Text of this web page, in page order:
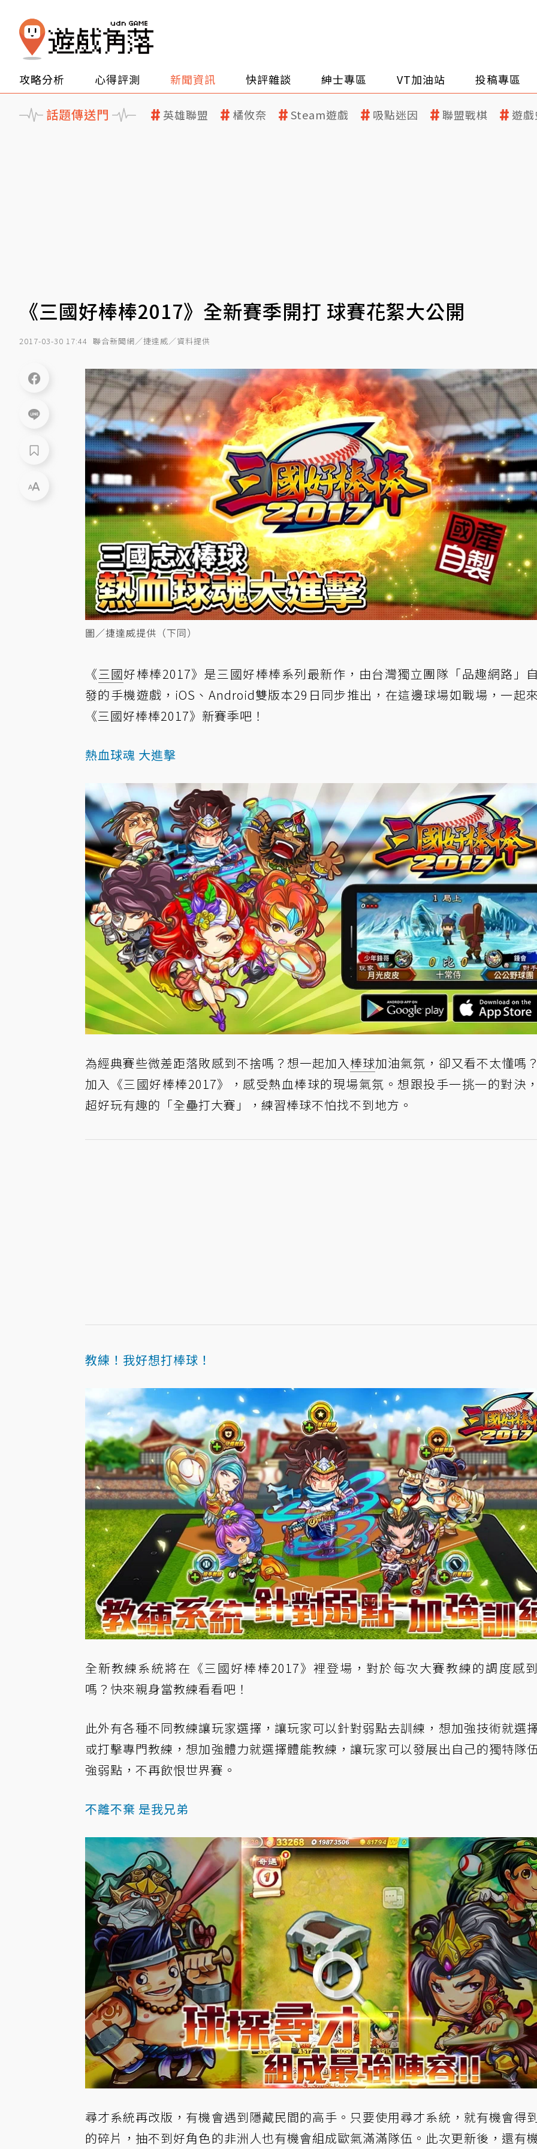
攻略分析 心得評測 新聞資訊 快評雜談 紳士專區 VT加油站 投稿專區
話題傳送門 英雄聯盟 橘攸奈 Steam遊戲 吸點迷因 聯盟戰棋 遊
《三國好棒棒2017》全新賽季開打 球賽花絮大公開
2017-03-30 17:44 聯合新聞網／捷達威／資料提供
圖／捷達威提供（下同）
《三國好棒棒2017》是三國好棒棒系列最新作，由台灣獨立團隊「品趣網路」
發的手機遊戲，iOS、Android雙版本29日同步推出，在這邊球場如戰場，一起
《三國好棒棒2017》新賽季吧！
熱血球魂 大進擊
為經典賽些微差距落敗感到不捨嗎？想一起加入棒球加油氣氛，卻又看不太懂嗎
加入《三國好棒棒2017》，感受熱血棒球的現場氣氛。想跟投手一挑一的對決
超好玩有趣的「全壘打大賽」，練習棒球不怕找不到地方。
教練！我好想打棒球！
全新教練系統將在《三國好棒棒2017》裡登場，對於每次大賽教練的調度感
嗎？快來親身當教練看看吧！
此外有各種不同教練讓玩家選擇，讓玩家可以針對弱點去訓練，想加強技術就選
或打擊專門教練，想加強體力就選擇體能教練，讓玩家可以發展出自己的獨特隊
強弱點，不再飲恨世界賽。
不離不棄 是我兄弟
尋才系統再改版，有機會遇到隱藏民間的高手。只要使用尋才系統，就有機會得
的碎片，抽不到好角色的非洲人也有機會組成歐氣滿滿隊伍。此次更新後，還有